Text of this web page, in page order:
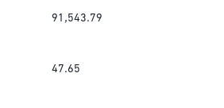
91,543.79
47.65